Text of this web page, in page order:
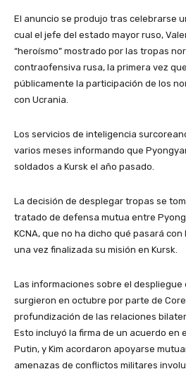
El anuncio se produjo tras celebrarse
cual el jefe del estado mayor ruso,
“heroísmo” mostrado por las tropas
contraofensiva rusa, la primera vez
públicamente la participación de los
con Ucrania.
Los servicios de inteligencia
varios meses informando que
soldados a Kursk el año pasado.
La decisión de desplegar tropas se
tratado de defensa mutua entre
KCNA, que no ha dicho qué pasará
una vez finalizada su misión en Kursk.
Las informaciones sobre el
surgieron en octubre por parte de
profundización de las relaciones
Esto incluyó la firma de un acuerdo en
Putin, y Kim acordaron apoyarse
amenazas de conflictos militares